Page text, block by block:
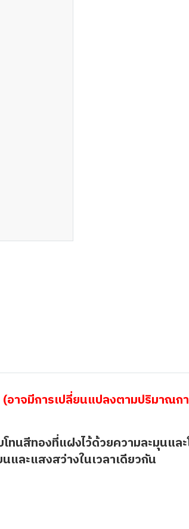
าจมีการเปลี่ยนแปลงตามปริมาณ
ทนสีทองที่แฝงไว้ด้วยความละมุนแ
และแสงสว่างในเวลาเดียวกัน